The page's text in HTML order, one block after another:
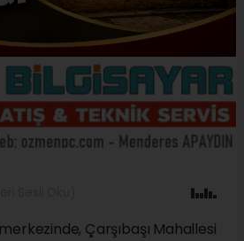
Çarşıbaşı Mahallesi